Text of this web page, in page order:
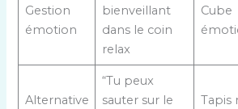
Gestion
émotion
bienveillant
dans le coin
relax
Cube
Alternative
“Tu peux
sauter sur le
Tapis